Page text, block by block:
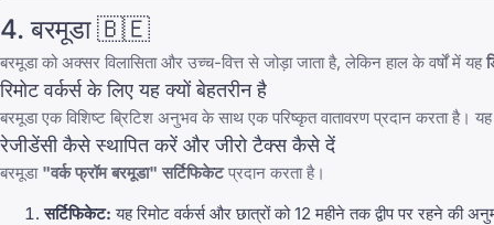
4. बरमूडा 🇧🇪
बरमूडा को अक्सर विलासिता और उच्च-वित्त से जोड़ा जाता है, लेकिन हाल के वर्षों में यह
रिमोट वर्कर्स के लिए यह क्यों बेहतरीन है
बरमूडा एक विशिष्ट ब्रिटिश अनुभव के साथ एक परिष्कृत वातावरण प्रदान करता
रेजीडेंसी कैसे स्थापित करें और जीरो टैक्स कैसे दें
बरमूडा "वर्क फ्रॉम बरमूडा" सर्टिफिकेटप्रदान करता है।
सर्टिफिकेट: यह रिमोट वर्कर्स और छात्रों को 12 महीने तक द्वीप पर रहने की